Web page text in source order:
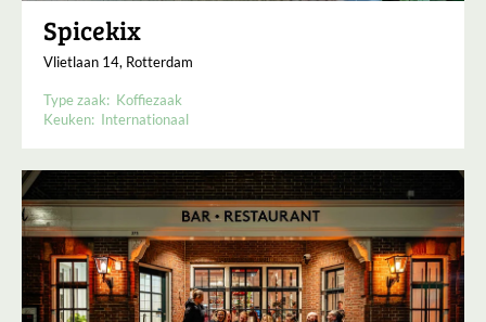
Spicekix
Vlietlaan 14, Rotterdam
Type zaak: Koffiezaak
Keuken: Internationaal